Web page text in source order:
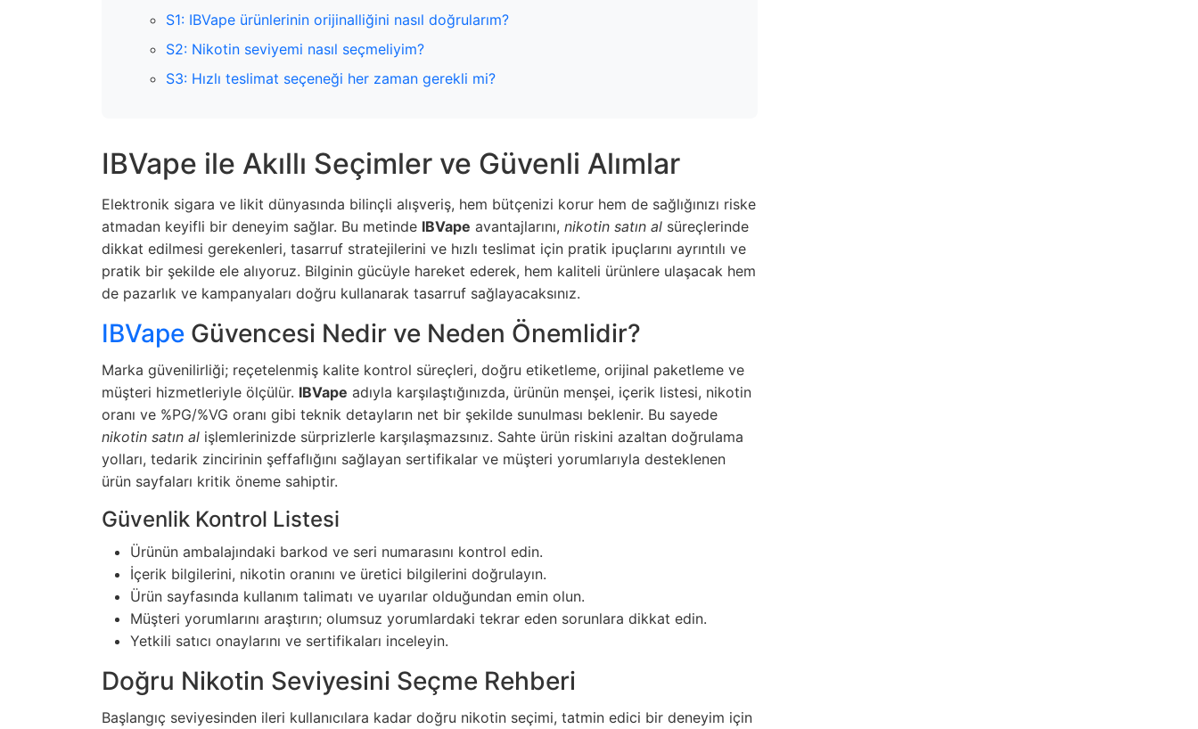
S1: IBVape ürünlerinin orijinalliğini nasıl doğrularım?
S2: Nikotin seviyemi nasıl seçmeliyim?
S3: Hızlı teslimat seçeneği her zaman gerekli mi?
IBVape ile Akıllı Seçimler ve Güvenli Alımlar
Elektronik sigara ve likit dünyasında bilinçli alışveriş, hem bütçenizi korur hem de sağlığınızı riske
atmadan keyifli bir deneyim sağlar. Bu metinde IBVape avantajlarını, nikotin satın al süreçlerinde
dikkat edilmesi gerekenleri, tasarruf stratejilerini ve hızlı teslimat için pratik ipuçlarını ayrıntılı ve
pratik bir şekilde ele alıyoruz. Bilginin gücüyle hareket ederek, hem kaliteli ürünlere ulaşacak hem
de pazarlık ve kampanyaları doğru kullanarak tasarruf sağlayacaksınız.
IBVape Güvencesi Nedir ve Neden Önemlidir?
Marka güvenilirliği; reçetelenmiş kalite kontrol süreçleri, doğru etiketleme, orijinal paketleme ve
müşteri hizmetleriyle ölçülür. IBVape adıyla karşılaştığınızda, ürünün menşei, içerik listesi, nikotin
oranı ve %PG/%VG oranı gibi teknik detayların net bir şekilde sunulması beklenir. Bu sayede
nikotin satın al işlemlerinizde sürprizlerle karşılaşmazsınız. Sahte ürün riskini azaltan doğrulama
yolları, tedarik zincirinin şeffaflığını sağlayan sertifikalar ve müşteri yorumlarıyla desteklenen
ürün sayfaları kritik öneme sahiptir.
Güvenlik Kontrol Listesi
Ürünün ambalajındaki barkod ve seri numarasını kontrol edin.
İçerik bilgilerini, nikotin oranını ve üretici bilgilerini doğrulayın.
Ürün sayfasında kullanım talimatı ve uyarılar olduğundan emin olun.
Müşteri yorumlarını araştırın; olumsuz yorumlardaki tekrar eden sorunlara dikkat edin.
Yetkili satıcı onaylarını ve sertifikaları inceleyin.
Doğru Nikotin Seviyesini Seçme Rehberi
Başlangıç seviyesinden ileri kullanıcılara kadar doğru nikotin seçimi, tatmin edici bir deneyim için